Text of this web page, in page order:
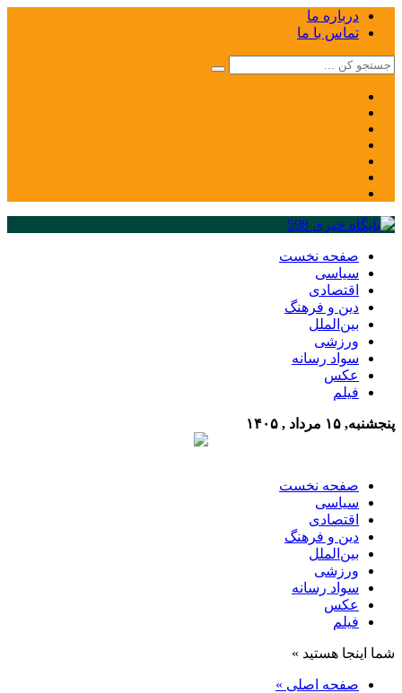
درباره ما
تماس با ما
صفحه نخست
سیاسی
اقتصادی
دین و فرهنگ
بین‌الملل
ورزشی
سواد رسانه
عکس
فیلم
پنجشنبه, ۱۵ مرداد , ۱۴۰۵
صفحه نخست
سیاسی
اقتصادی
دین و فرهنگ
بین‌الملل
ورزشی
سواد رسانه
عکس
فیلم
شما اینجا هستید »
صفحه اصلی »